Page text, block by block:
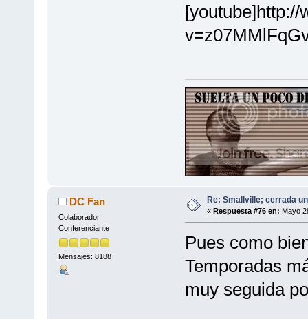
[youtube]http://
DC Fan
Colaborador
Conferenciante
Mensajes: 8188
Re: Smallville; cerrada
« Respuesta #76 en: Mayo
Pues como
Temporadas
muy seguida